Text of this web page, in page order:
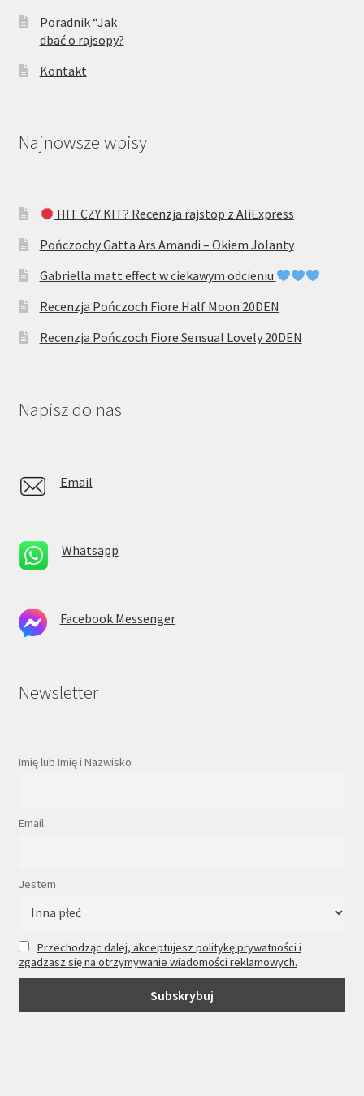
Poradnik “Jak
dbać o rajsopy?
Kontakt
Najnowsze wpisy
HIT CZY KIT? Recenzja rajstop z AliExpress
Pończochy Gatta Ars Amandi – Okiem Jolanty
Gabriella matt effect w ciekawym odcieniu
Recenzja Pończoch Fiore Half Moon 20DEN
Recenzja Pończoch Fiore Sensual Lovely 20DEN
Napisz do nas
Email
Whatsapp
Facebook Messenger
Newsletter
Imię lub Imię i Nazwisko
Email
Jestem
Przechodząc dalej, akceptujesz politykę prywatności i
zgadzasz się na otrzymywanie wiadomości reklamowych.